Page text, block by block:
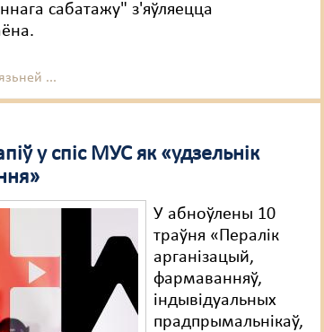
сабатажу" з'яўляецца
...
у спіс МУС як «удзельнік
У абноўлены 10
траўня «Пералік
арганізацый,
фармаванняў,
індывідуальных
прадпрымальнікаў,